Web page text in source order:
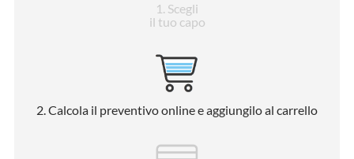
1 . Scegli
il tuo capo
2 . Calcola il preventivo online e aggiungilo al carrello